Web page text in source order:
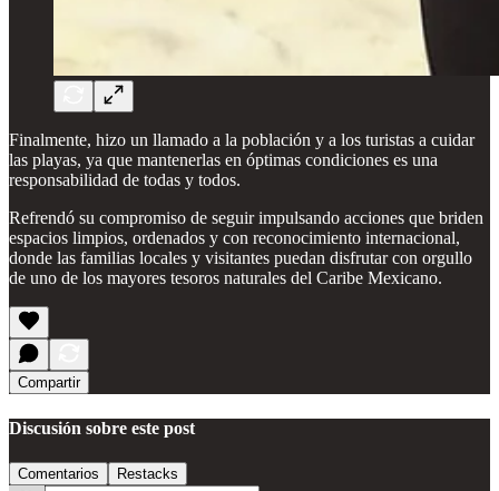
Finalmente, hizo un llamado a la población y a los turistas a cuidar
las playas, ya que mantenerlas en óptimas condiciones es una
responsabilidad de todas y todos.
Refrendó su compromiso de seguir impulsando acciones que briden
espacios limpios, ordenados y con reconocimiento internacional,
donde las familias locales y visitantes puedan disfrutar con orgullo
de uno de los mayores tesoros naturales del Caribe Mexicano.
Compartir
Discusión sobre este post
Comentarios Restacks